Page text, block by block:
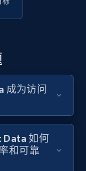
成为访问
Data 如何
和可靠